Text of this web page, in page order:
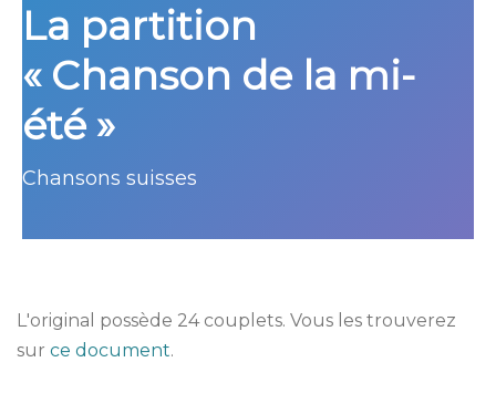
La partition
« Chanson de la mi-
été »
Chansons suisses
L'original possède 24 couplets. Vous les trouverez
sur ce document.